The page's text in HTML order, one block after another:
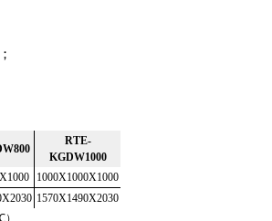
RTE-
KGDW1000
1000X1000X1000
1570X1490X2030
）